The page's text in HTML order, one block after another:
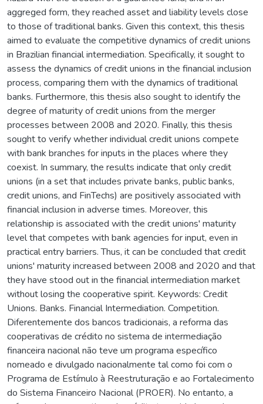
aggreged form, they reached asset and liability levels close
to those of traditional banks. Given this context, this thesis
aimed to evaluate the competitive dynamics of credit unions
in Brazilian financial intermediation. Specifically, it sought to
assess the dynamics of credit unions in the financial inclusion
process, comparing them with the dynamics of traditional
banks. Furthermore, this thesis also sought to identify the
degree of maturity of credit unions from the merger
processes between 2008 and 2020. Finally, this thesis
sought to verify whether individual credit unions compete
with bank branches for inputs in the places where they
coexist. In summary, the results indicate that only credit
unions (in a set that includes private banks, public banks,
credit unions, and FinTechs) are positively associated with
financial inclusion in adverse times. Moreover, this
relationship is associated with the credit unions' maturity
level that competes with bank agencies for input, even in
practical entry barriers. Thus, it can be concluded that credit
unions' maturity increased between 2008 and 2020 and that
they have stood out in the financial intermediation market
without losing the cooperative spirit. Keywords: Credit
Unions. Banks. Financial Intermediation. Competition.
Diferentemente dos bancos tradicionais, a reforma das
cooperativas de crédito no sistema de intermediação
financeira nacional não teve um programa específico
nomeado e divulgado nacionalmente tal como foi com o
Programa de Estímulo à Reestruturação e ao Fortalecimento
do Sistema Financeiro Nacional (PROER). No entanto, a